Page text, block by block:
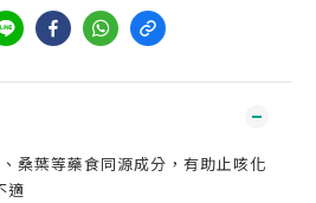
桑葉等藥食同源成分，有助止咳化
適